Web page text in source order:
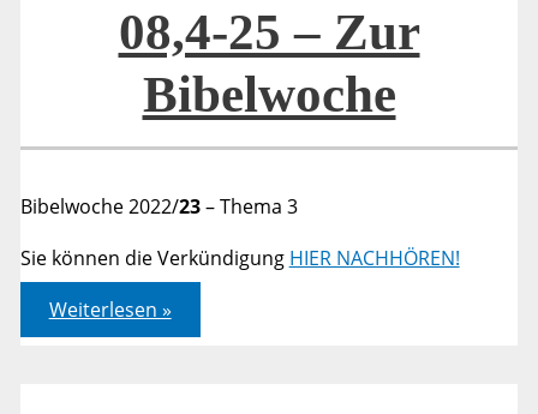
08,4-25 – Zur
Bibelwoche
Bibelwoche 2022/23– Thema 3
Sie können die Verkündigung HIER NACHHÖREN!
Apostelgeschichte
08,4-
25
Weiterlesen »